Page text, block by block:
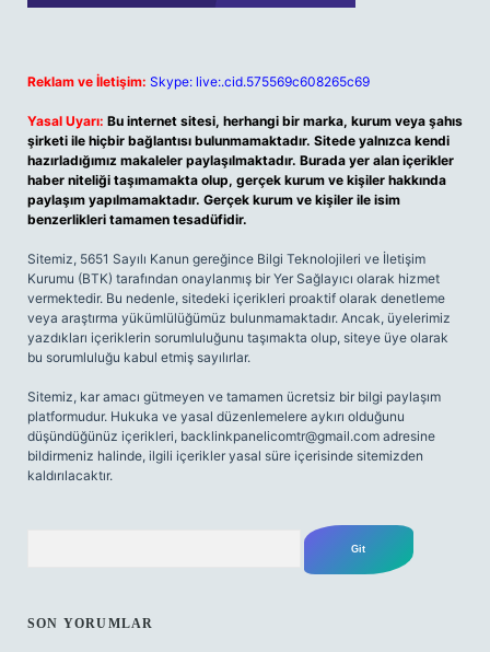
Reklam ve İletişim: Skype: live:.cid.575569c608265c69
Yasal Uyarı: Bu internet sitesi, herhangi bir marka, kurum veya şahıs
şirketi ile hiçbir bağlantısı bulunmamaktadır. Sitede yalnızca kendi
hazırladığımız makaleler paylaşılmaktadır. Burada yer alan içerikler
haber niteliği taşımamakta olup, gerçek kurum ve kişiler hakkında
paylaşım yapılmamaktadır. Gerçek kurum ve kişiler ile isim
benzerlikleri tamamen tesadüfidir.
Sitemiz, 5651 Sayılı Kanun gereğince Bilgi Teknolojileri ve İletişim
Kurumu (BTK) tarafından onaylanmış bir Yer Sağlayıcı olarak hizmet
vermektedir. Bu nedenle, sitedeki içerikleri proaktif olarak denetleme
veya araştırma yükümlülüğümüz bulunmamaktadır. Ancak, üyelerimiz
yazdıkları içeriklerin sorumluluğunu taşımakta olup, siteye üye olarak
bu sorumluluğu kabul etmiş sayılırlar.
Sitemiz, kar amacı gütmeyen ve tamamen ücretsiz bir bilgi paylaşım
platformudur. Hukuka ve yasal düzenlemelere aykırı olduğunu
düşündüğünüz içerikleri, backlinkpanelicomtr@gmail.com adresine
bildirmeniz halinde, ilgili içerikler yasal süre içerisinde sitemizden
kaldırılacaktır.
SON YORUMLAR